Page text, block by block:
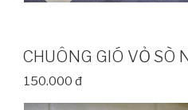
CHUÔNG GIÓ VỎ SÒ
150.000 đ